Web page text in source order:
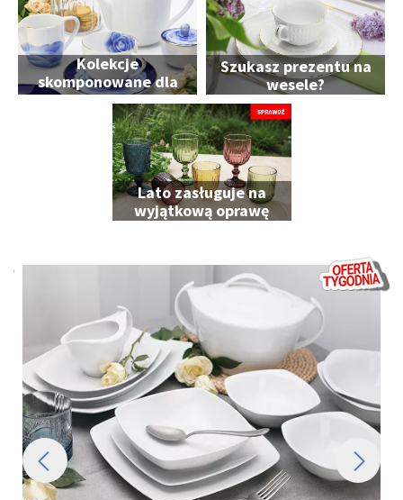
Kolekcje
skomponowane dla
Ciebie
Szukasz prezentu na
wesele?
Lato zasługuje na
wyjątkową oprawę